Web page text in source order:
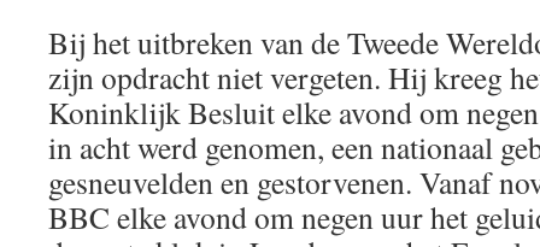
Bij het uitbreken van de Tweede
zijn opdracht niet vergeten. Hij kreeg
Koninklijk Besluit elke avond om
in acht werd genomen, een nationaal
gesneuvelden en gestorvenen. Vanaf
BBC elke avond om negen uur het